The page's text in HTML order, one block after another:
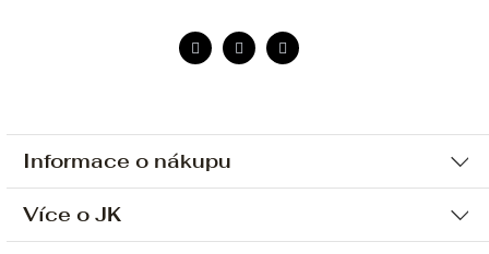
Informace o nákupu
Ochrana osobních údajů
Více o JK